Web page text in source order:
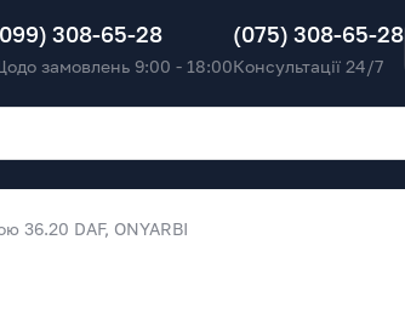
308-65-28
замовлень 9:00 - 18:00
(075) 308-65-28
Консультації 24/7
36.20 DAF, ONYARBI